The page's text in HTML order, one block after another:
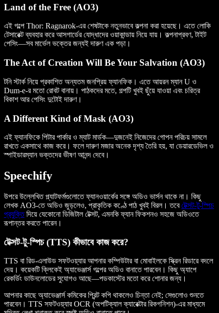
Land of the Free (AO3)
এই গল্পে Thor: Ragnarok-এর শেষটাকে নতুনভাবে কল্পনা করা হয়েছে। এতে লোকি
টেসারেক্ট ব্যবহার করে আসগার্ডের যোদ্ধাদের ওয়াকান্ডায় নিয়ে যায়। কল্পনাপ্রবণ, টাইট
পেসিং—সব মার্ভেল ভক্তের জন্যই দারুণ এক পড়া।
The Act of Creation Will Be Your Salvation (AO3)
টনি স্টার্ক নিয়ে প্রকাশিত অন্যতম জনপ্রিয় ফ্যানফিক। এতে আয়রন ম্যান U ও
Dum-e-র মতো রোবট বানায়। পাঠকদের মতে, গল্পটি খুবই ছুঁয়ে যাওয়া এবং চরিত্র
বিকাশ আর পেসিং দুটোই দারুণ।
A Different Kind of Mask (AO3)
এই ফ্যানফিকে পিটার পার্কার ও ম্যাট মার্ডক—দুজনেই নিজেদের গোপন পরিচয় সামলে
রাখতে একসাথে কাজ করে। ফলে দারুণ মজার অনেক দৃশ্য তৈরি হয়, যা ডেয়ারডেভিল ও
স্পাইডারম্যান ভক্তদের ভীষণ আনন্দ দেবে।
Speechify
উপরে উল্লেখিত প্ল্যাটফর্মগুলোতে ফ্যানওয়ার্কের সঙ্গে অডিও ভার্সন থাকে না। কিছু
লেখক AO3-তে অডিও জুড়লেও, প্রাকৃতিক কণ্ঠে পাঠ খুবই বিরল। তবেটেক্সট-টু-স্পিচ
প্রযুক্তিদিয়ে যেকোনো ডিজিটাল টেক্সট, এমনকি ফ্যান ফিকশনও সহজে অডিওতে
রূপান্তর করতে পারেন।
টেক্সট-টু-স্পিচ (TTS) কীভাবে কাজ করে?
TTS বা রিড-এলাউড সফটওয়্যার আপনার কম্পিউটার বা মোবাইলকে স্ক্রিন রিডারে বদলে
দেয়। কয়েকটি ক্লিকেই অ্যাভেঞ্জার্স গল্পের অডিও বানাতে পারবেন। কিছু অ্যাপে
রেকর্ডিং ডাউনলোডের সুযোগও আছে—পডকাস্টের মতো করে শোনার জন্য।
আপনার কাছে অ্যাভেঞ্জার্স কমিকের প্রিন্ট কপি থাকলেও চিন্তা নেই; সেগুলোও শুনতে
পারবেন। TTS সফটওয়্যার OCR (অপটিক্যাল ক্যারেক্টার রিকগনিশন)-এর মাধ্যমে